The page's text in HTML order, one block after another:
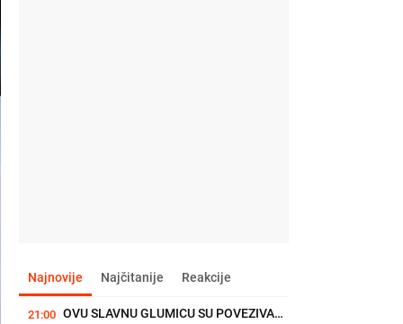
Najnovije Najčitanije Reakcije
21:00 OVU SLAVNU GLUMICU SU POVEZIVALI SA LEONARDOM DIKAPRIJEM, A ONDA...